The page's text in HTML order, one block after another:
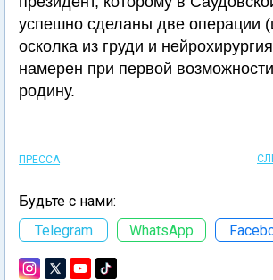
успешно сделаны две операции
осколка из груди и
намерен при первой
родину.
ПРЕССА
Будьте с нами:
Telegram
WhatsApp